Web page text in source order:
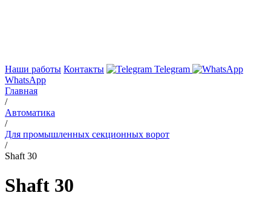
Наши работы Контакты
Telegram
WhatsApp
Главная
/
Автоматика
/
Для промышленных секционных ворот
/
Shaft 30
Shaft 30